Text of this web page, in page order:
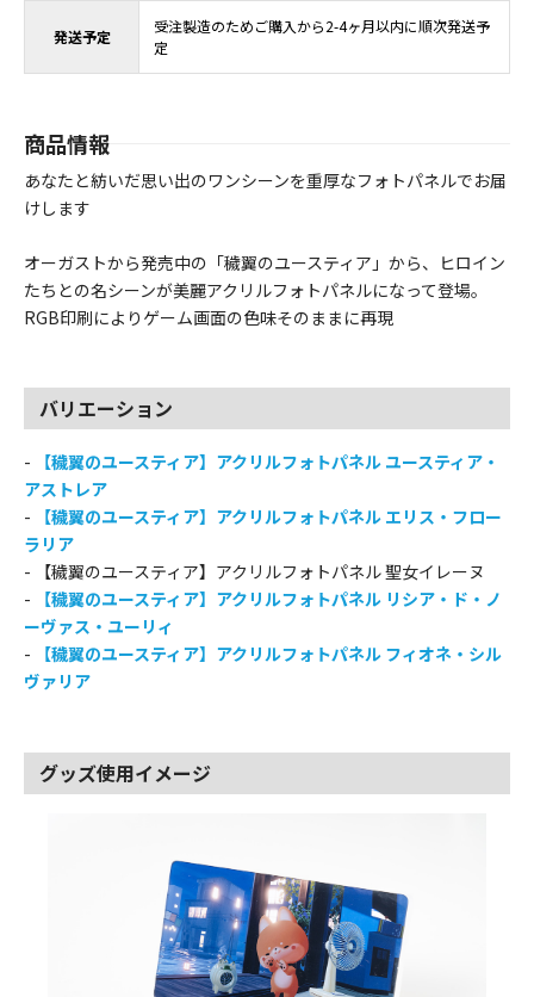
発送予定
受注製造のためご購入から2-4ヶ月以内に順次発送予
定
商品情報
あなたと紡いだ思い出のワンシーンを重厚なフォトパネルでお届
けします
オーガストから発売中の「穢翼のユースティア」から、ヒロイン
たちとの名シーンが美麗アクリルフォトパネルになって登場。
RGB印刷によりゲーム画面の色味そのままに再現
バリエーション
-
【穢翼のユースティア】アクリルフォトパネル ユースティア・
アストレア
-
【穢翼のユースティア】アクリルフォトパネル エリス・フロー
ラリア
- 【穢翼のユースティア】アクリルフォトパネル 聖女イレーヌ
-
【穢翼のユースティア】アクリルフォトパネル リシア・ド・ノ
ーヴァス・ユーリィ
-
【穢翼のユースティア】アクリルフォトパネル フィオネ・シル
ヴァリア
グッズ使用イメージ